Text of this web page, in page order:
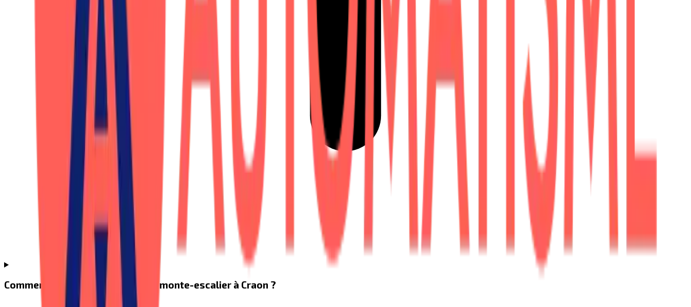
Comment se déroule un projet de monte-escalier à Craon ?